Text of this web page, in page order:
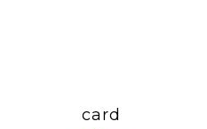
card